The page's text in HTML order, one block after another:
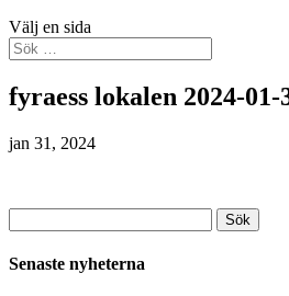
Välj en sida
fyraess lokalen 2024-01-
jan 31, 2024
efter:
Senaste nyheterna